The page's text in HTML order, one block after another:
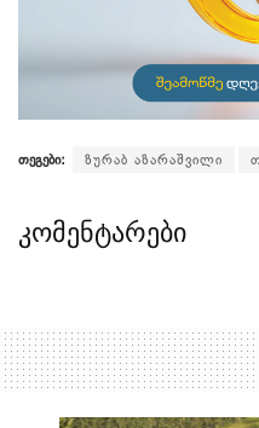
თეგები: ზურაბ აზარაშვილი
კომენტარები